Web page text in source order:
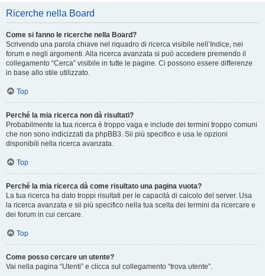
Ricerche nella Board
Come si fanno le ricerche nella Board?
Scrivendo una parola chiave nel riquadro di ricerca visibile nell’Indice, nei
forum e negli argomenti. Alla ricerca avanzata si può accedere premendo il
collegamento “Cerca” visibile in tutte le pagine. Ci possono essere differenze
in base allo stile utilizzato.
Top
Perché la mia ricerca non dà risultati?
Probabilmente la tua ricerca è troppo vaga e include dei termini troppo comuni
che non sono indicizzati da phpBB3. Sii più specifico e usa le opzioni
disponibili nella ricerca avanzata.
Top
Perché la mia ricerca dà come risultato una pagina vuota?
La tua ricerca ha dato troppi risultati per le capacità di calcolo del server. Usa
la ricerca avanzata e sii più specifico nella tua scelta dei termini da ricercare e
dei forum in cui cercare.
Top
Come posso cercare un utente?
Vai nella pagina “Utenti” e clicca sul collegamento “trova utente”.